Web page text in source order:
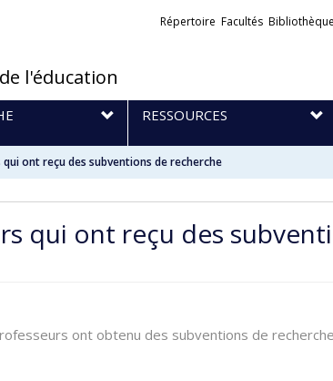
l'éducation
Liens
Répertoire Facultés
RESSOURCES
ont reçu des subventions de recherche
qui ont reçu des
ont obtenu des subventions de